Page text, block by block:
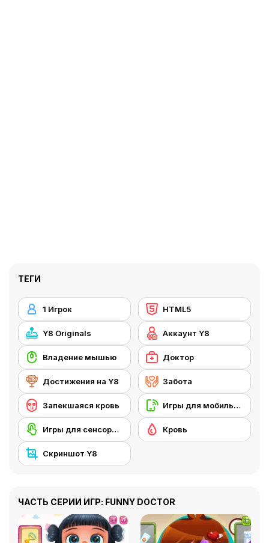
ТЕГИ
1 Игрок HTML5
Y8 Originals Аккаунт Y8
Владение мышью Доктор
Достижения на Y8 Забота
Запекшаяся кровь Игры для мобильных телефонов
Игры для сенсорного экрана Кровь
Скриншот Y8
ЧАСТЬ СЕРИИ ИГР: FUNNY DOCTOR